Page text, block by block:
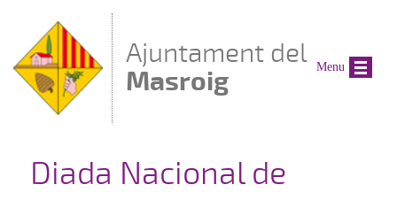
Ajuntament del
Masroig
Diada Nacional de
Menu